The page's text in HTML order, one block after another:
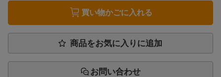
買い物かごに入れる
商品をお気に入りに追加
お問い合わせ